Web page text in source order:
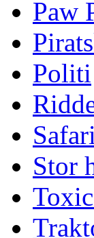
Paw
Politi
Safari
Stor